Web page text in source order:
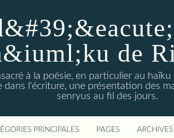
de
à la poésie, en particulier au
l'écriture, une présentation des
senryus au fil des jours.
PRINCIPALES PAGES ARCHIVES